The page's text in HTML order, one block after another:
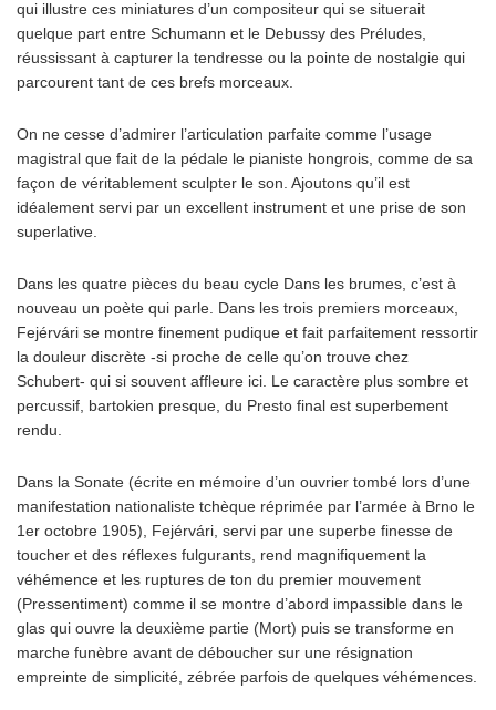
qui illustre ces miniatures d’un compositeur qui se situerait
quelque part entre Schumann et le Debussy des Préludes
réussissant à capturer la tendresse ou la pointe de nostalgie qui
parcourent tant de ces brefs morceaux.
On ne cesse d’admirer l’articulation parfaite comme l’usage
magistral que fait de la pédale le pianiste hongrois, comme de sa
façon de véritablement sculpter le son. Ajoutons qu’il est
idéalement servi par un excellent instrument et une prise de son
superlative.
Dans les quatre pièces du beau cycle Dans les brumes , c’est à
nouveau un poète qui parle. Dans les trois premiers morceaux,
Fejérvári se montre finement pudique et fait parfaitement ressortir
la douleur discrète -si proche de celle qu’on trouve chez
Schubert- qui si souvent affleure ici. Le caractère plus sombre et
percussif, bartokien presque, du Presto final est superbement
rendu.
Dans la Sonate (écrite en mémoire d’un ouvrier tombé lors d’une
manifestation nationaliste tchèque réprimée par l’armée à Brno le
1er octobre 1905), Fejérvári, servi par une superbe finesse de
toucher et des réflexes fulgurants, rend magnifiquement la
véhémence et les ruptures de ton du premier mouvement
(Pressentiment) comme il se montre d’abord impassible dans le
glas qui ouvre la deuxième partie (Mort) puis se transforme en
marche funèbre avant de déboucher sur une résignation
empreinte de simplicité, zébrée parfois de quelques véhémences.